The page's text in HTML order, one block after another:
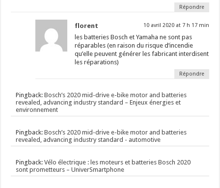
Répondre
florent 10 avril 2020 at 7 h 17 min
les batteries Bosch et Yamaha ne sont pas
réparables (en raison du risque d’incendie
qu’elle peuvent générer les fabricant interdisent
les réparations)
Répondre
Pingback:Bosch’s 2020 mid-drive e-bike motor and batteries
revealed, advancing industry standard – Enjeux énergies et
environnement
Pingback:Bosch’s 2020 mid-drive e-bike motor and batteries
revealed, advancing industry standard - automotive
Pingback:Vélo électrique : les moteurs et batteries Bosch 2020
sont prometteurs – UniverSmartphone